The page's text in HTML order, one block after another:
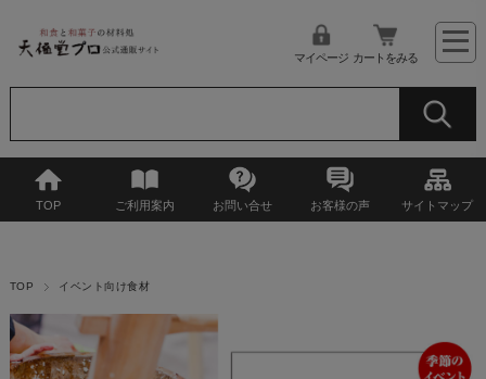
マイページ カートをみる
TOP ご利用案内 お問い合せ お客様の声 サイトマップ
TOP イベント向け食材